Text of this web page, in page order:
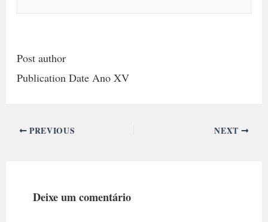
Post author
Publication Date Ano XV
PREVIOUS NEXT
Deixe um comentário